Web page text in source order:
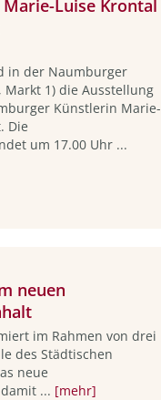
Luise Krontal
in der Naumburger
Markt 1) die Ausstellung
Künstlerin Marie-
Die
um 17.00 Uhr ...
neuen
im Rahmen von drei
des Städtischen
neue
... [mehr]